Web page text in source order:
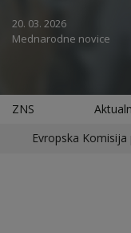
20. 03. 2026
Mednarodne novice
ZNS
Evropska